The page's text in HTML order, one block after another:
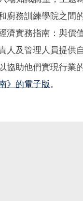
廚務訓練學院之間
濟實務指南：與價
人及管理人員提供
協助他們實現行業
》的電子版。